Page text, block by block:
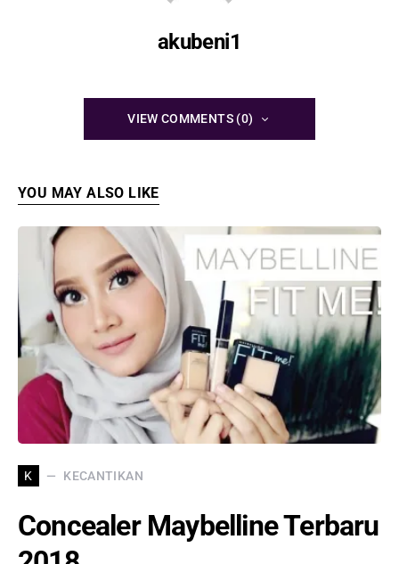
akubeni1
VIEW COMMENTS (0)
YOU MAY ALSO LIKE
K KECANTIKAN
Concealer Maybelline Terbaru